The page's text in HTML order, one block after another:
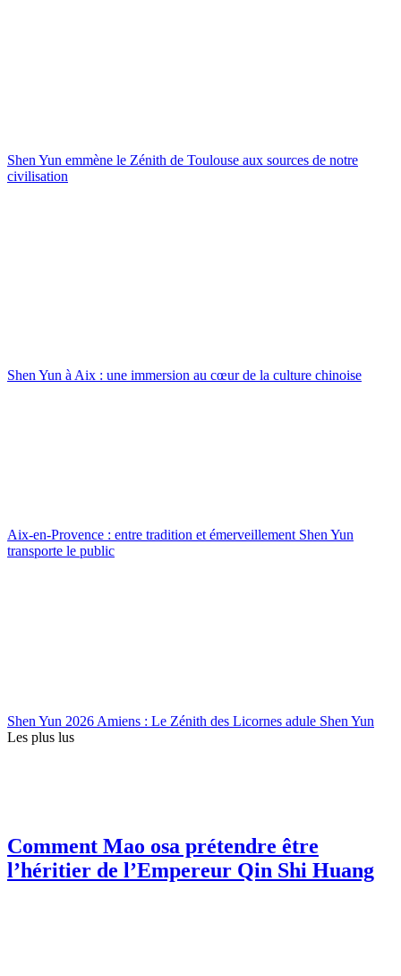
Shen Yun emmène le Zénith de Toulouse aux sources de notre
civilisation
Shen Yun à Aix : une immersion au cœur de la culture chinoise
Aix-en-Provence : entre tradition et émerveillement Shen Yun
transporte le public
Shen Yun 2026 Amiens : Le Zénith des Licornes adule Shen Yun
Les plus lus
Comment Mao osa prétendre être
l’héritier de l’Empereur Qin Shi Huang